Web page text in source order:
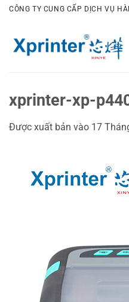
Bỏ
dung
CÔNG TY CUNG CẤP DỊCH VỤ
xprinter-xp-
Được xuất bản vào 17